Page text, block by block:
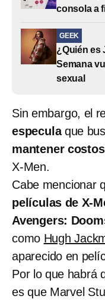
consola a
GEEK
¿Quién es
Semana
sexual
Sin embargo, el
especulaque
mantener
X-Men.
Cabe mencionar
películas de X-
Avengers:
como Hugh
aparecido en
Por lo que habrá
es que Marvel